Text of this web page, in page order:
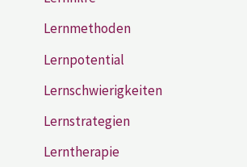
Lernmethoden
Lernpotential
Lernschwierigkeiten
Lernstrategien
Lerntherapie